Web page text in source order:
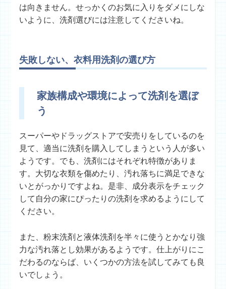
は向きません。せっかくのお気に入りをダメにしな
いように、洗剤選びには注意してくださいね。
失敗しない、衣料用洗剤の選び方
家族構成や環境によって洗剤を選ぼ
う
スーパーやドラッグストアで安売りをしているのを
見て、適当に洗剤を購入してしまうという人が多い
ようです。でも、洗剤にはそれぞれ特徴がありま
す。大切な衣類を傷めたり、汚れ落ちに満足できな
いとがっかりですよね。是非、成分表示をチェック
して自分の家にぴったりの洗剤を求めるようにして
ください。
また、粉末洗剤と液体洗剤を半々に使うとかなり強
力な汚れ落とし効果があるようです。仕上がりにこ
だわるのならば、いくつかの方法を試してみても良
いでしょう。